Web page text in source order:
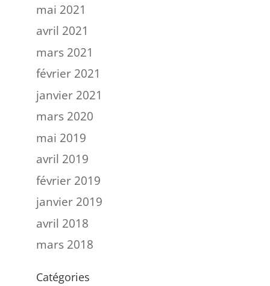
mai 2021
avril 2021
mars 2021
février 2021
janvier 2021
mars 2020
mai 2019
avril 2019
février 2019
janvier 2019
avril 2018
mars 2018
Catégories